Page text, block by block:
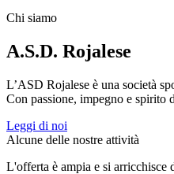
Chi siamo
A.S.D. Rojalese
L’ASD Rojalese è una società
Con passione, impegno e spirito
Leggi di noi
Alcune delle nostre attività
L'offerta è ampia e si arricchisce